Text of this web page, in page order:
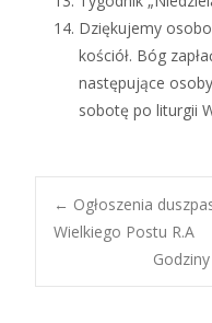
Dziękujemy
kościół. Bóg
następujące
sobotę po liturgii
Post
← Ogłoszenia
Wielkiego Postu R.A